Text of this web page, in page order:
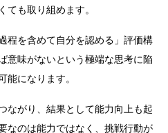
ても取り組めます。
程を含めて自分を認める」評価構
意味がないという極端な思考に陥
能になります。
ながり、結果として能力向上も起
なのは能力ではなく、挑戦行動が